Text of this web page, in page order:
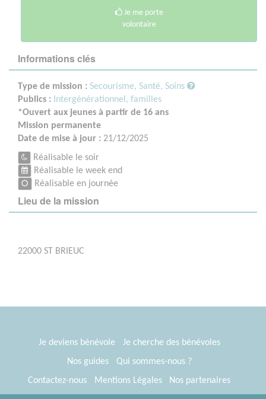
Je me porte
volontaire
Informations clés
Type de mission : Secourisme, Santé, Soins
Publics : Intergénérationnel, familles
*Ouvert aux jeunes à partir de 16 ans
Mission permanente
Date de mise à jour : 21/12/2025
Réalisable le soir
Réalisable le week end
Réalisable en journée
Lieu de la mission
22000 ST BRIEUC
Je deviens bénévole
Je cherche des bénévoles
Nos guides
Qui sommes-nous ?
Contactez-nous
Mentions Légales
Nos partenaires